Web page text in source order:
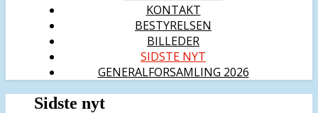
KONTAKT
BESTYRELSEN
BILLEDER
SIDSTE NYT
GENERALFORSAMLING 2026
Sidste nyt